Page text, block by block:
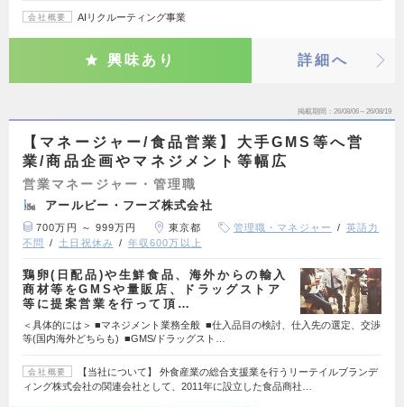
会社概要 AIリクルーティング事業
興味あり 詳細へ
掲載期間 26/08/06～26/08/19
【マネージャー/食品営業】大手GMS等へ営
業/商品企画やマネジメント等幅広
営業マネージャー・管理職
アールビー・フーズ株式会社
700万円 ～ 999万円 東京都 管理職・マネジャー
英語力
不問
土日祝休み 年収600万以上
鶏卵(日配品)や生鮮食品、海外からの輸入
商材等をGMSや量販店、ドラッグストア
等に提案営業を行って頂…
＜具体的には＞ ■マネジメント業務全般 ■仕入品目の検討、仕入先の選定、交渉
等(国内海外どちらも) ■GMS/ドラッグスト…
会社概要
【当社について】 外食産業の総合支援業を行うリーテイルブランデ
ィング株式会社の関連会社として、2011年に設立した食品商社…